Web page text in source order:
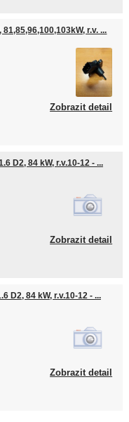
r.v. ...
Zobrazit detail
D2, 84 kW, r.v.10-12 - ...
Zobrazit detail
D2, 84 kW, r.v.10-12 - ...
Zobrazit detail